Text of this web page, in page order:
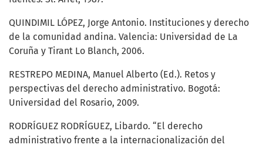
QUINDIMIL LÓPEZ, Jorge Antonio. Instituciones y derecho
de la comunidad andina. Valencia: Universidad de La
Coruña y Tirant Lo Blanch, 2006.
RESTREPO MEDINA, Manuel Alberto (Ed.). Retos y
perspectivas del derecho administrativo. Bogotá:
Universidad del Rosario, 2009.
RODRÍGUEZ RODRÍGUEZ, Libardo. “El derecho
administrativo frente a la internacionalización del